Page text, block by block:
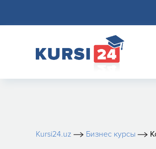
Kursi24.uz Бизнес курсы